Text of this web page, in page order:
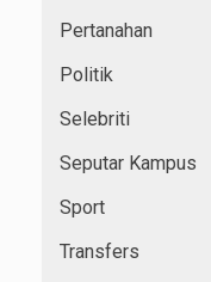
Pertanahan
Politik
Selebriti
Seputar Kampus
Sport
Transfers